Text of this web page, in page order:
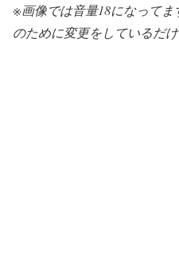
※画像では音量18になって
のために変更をしているだけ